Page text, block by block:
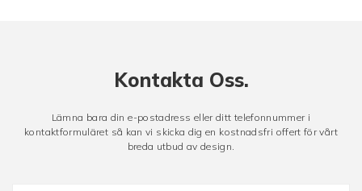
Kontakta Oss.
Lämna bara din e-postadress eller ditt telefonnummer i
kontaktformuläret så kan vi skicka dig en kostnadsfri offert för vårt
breda utbud av design.